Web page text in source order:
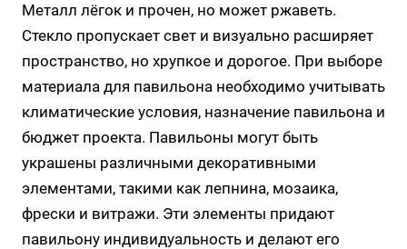
Металл лёгок и прочен, но может ржаветь.
Стекло пропускает свет и визуально расширяет
пространство, но хрупкое и дорогое. При выборе
материала для павильона необходимо учитывать
климатические условия, назначение павильона и
бюджет проекта. Павильоны могут быть
украшены различными декоративными
элементами, такими как лепнина, мозаика,
фрески и витражи. Эти элементы придают
павильону индивидуальность и делают его